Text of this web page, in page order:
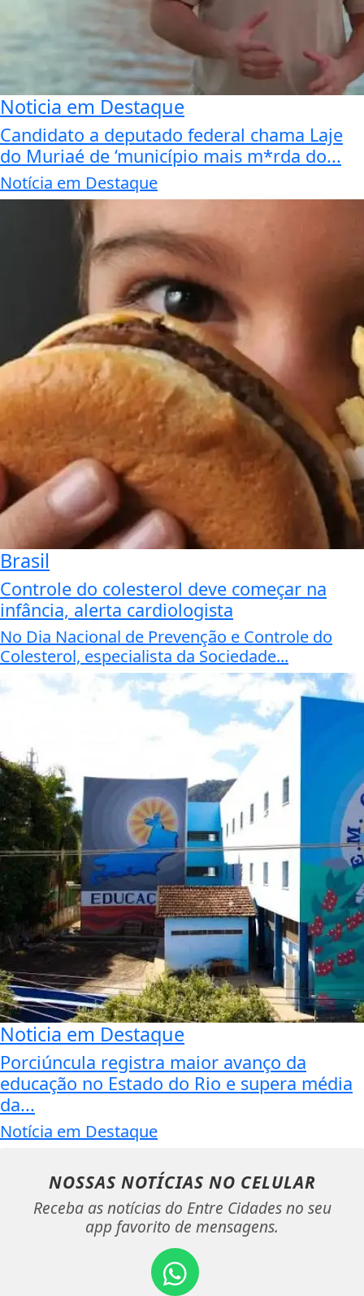
Noticia em Destaque
Candidato a deputado federal chama Laje
do Muriaé de ‘município mais m*rda do...
Notícia em Destaque
Brasil
Controle do colesterol deve começar na
infância, alerta cardiologista
No Dia Nacional de Prevenção e Controle do
Colesterol, especialista da Sociedade...
Noticia em Destaque
Porciúncula registra maior avanço da
educação no Estado do Rio e supera média
da...
Notícia em Destaque
NOSSAS NOTÍCIAS NO CELULAR
Receba as notícias do Entre Cidades no seu
app favorito de mensagens.